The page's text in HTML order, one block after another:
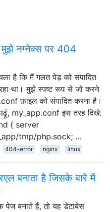
मुझे नग्नेक्स पर 404
है कि मैं गलत पेड़ को संपादित
था। मुझे स्पष्ट रूप से जो करने
फ़ाइल को संपादित करना है।
my_app.conf इस तरह दिखे:
{ server
tmp/php.sock; …
404-error nginx linux
बनाता है जिसके बारे में
पेज बनाते हैं, तो यह डेटाबेस